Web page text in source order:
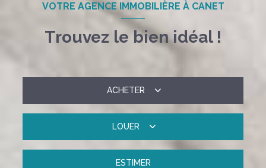
VOTRE AGENCE IMMOBILIÈRE À CANET
Trouvez le bien idéal !
ACHETER
LOUER
ESTIMER